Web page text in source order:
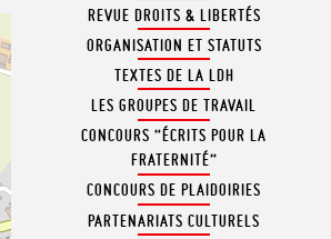
REVUE DROITS & LIBERTÉS
ORGANISATION ET STATUTS
TEXTES DE LA LDH
LES GROUPES DE TRAVAIL
CONCOURS “ÉCRITS POUR LA
FRATERNITÉ”
CONCOURS DE PLAIDOIRIES
PARTENARIATS CULTURELS